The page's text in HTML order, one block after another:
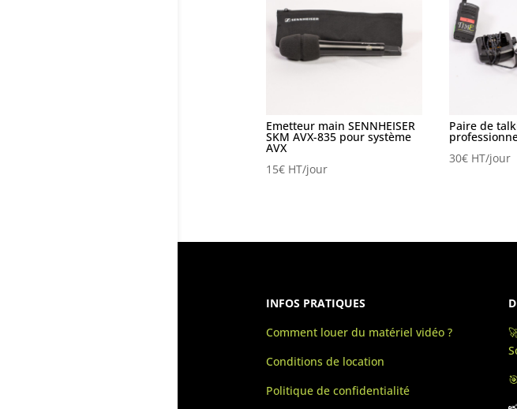
Emetteur main SENNHEISER
SKM AVX-835 pour système
AVX
15€HT/jour
Paire de
30€ HT/jour
INFOS PRATIQUES
Comment louer du matériel vidéo ?
Conditions de location
Politique de confidentialité